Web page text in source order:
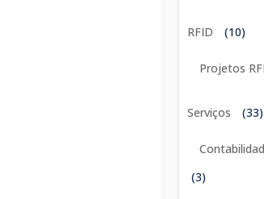
RFID (10)
Projetos
Serviços (33)
(3)